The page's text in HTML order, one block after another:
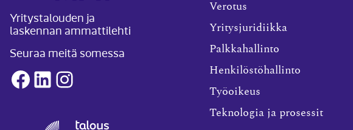
Yritystalouden ja
laskennan ammattilehti
Seuraa meitä somessa
Facebook
LinkedInInstagram
Verotus
Yritysjuridiikka
Palkkahallinto
Henkilöstöhallinto
Työoikeus
Teknologia ja prosessit